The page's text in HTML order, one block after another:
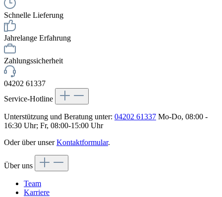
Schnelle Lieferung
Jahrelange Erfahrung
Zahlungssicherheit
04202 61337
Service-Hotline
Unterstützung und Beratung unter: 04202 61337 Mo-Do, 08:00 -
16:30 Uhr; Fr, 08:00-15:00 Uhr
Oder über unserKontaktformular.
Über uns
Team
Karriere